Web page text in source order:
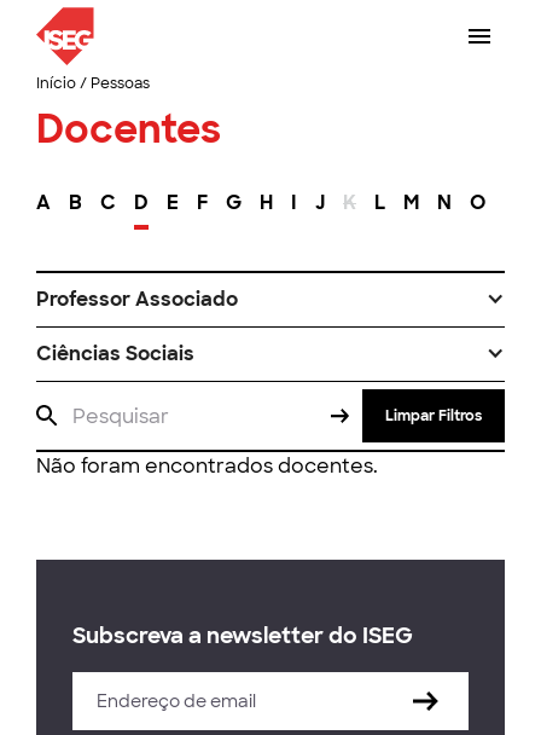
Início/ Pessoas
Docentes
A B C D E F G H I J K L M N O
Professor Associado
Ciências Sociais
Limpar Filtros
Não foram encontrados docentes.
Subscreva a newsletter do ISEG